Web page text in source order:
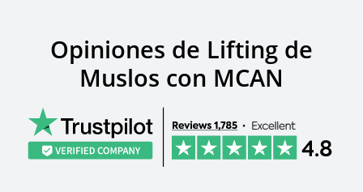
Opiniones de Lifting de
Muslos con MCAN